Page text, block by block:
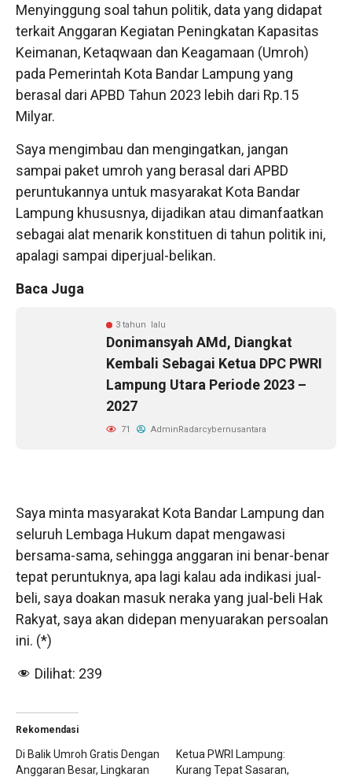
Menyinggung soal tahun politik, data yang didapat
terkait Anggaran Kegiatan Peningkatan Kapasitas
Keimanan, Ketaqwaan dan Keagamaan (Umroh)
pada Pemerintah Kota Bandar Lampung yang
berasal dari APBD Tahun 2023 lebih dari Rp.15
Milyar.
Saya mengimbau dan mengingatkan, jangan
sampai paket umroh yang berasal dari APBD
peruntukannya untuk masyarakat Kota Bandar
Lampung khususnya, dijadikan atau dimanfaatkan
sebagai alat menarik konstituen di tahun politik ini,
apalagi sampai diperjual-belikan.
Baca Juga
3 tahun lalu
Donimansyah AMd, Diangkat
Kembali Sebagai Ketua DPC PWRI
Lampung Utara Periode 2023 –
2027
71 AdminRadarcybernusantara
Saya minta masyarakat Kota Bandar Lampung dan
seluruh Lembaga Hukum dapat mengawasi
bersama-sama, sehingga anggaran ini benar-benar
tepat peruntuknya, apa lagi kalau ada indikasi jual-
beli, saya doakan masuk neraka yang jual-beli Hak
Rakyat, saya akan didepan menyuarakan persoalan
ini. (*)
Dilihat: 239
Rekomendasi
Di Balik Umroh Gratis Dengan
Anggaran Besar, Lingkaran
Ketua PWRI Lampung:
Kurang Tepat Sasaran,